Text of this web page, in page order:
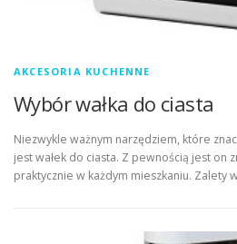
AKCESORIA KUCHENNE
Wybór wałka do ciasta
Niezwykle ważnym narzędziem, które
jest wałek do ciasta. Z pewnością jest on
praktycznie w każdym mieszkaniu. Zalety